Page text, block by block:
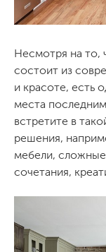
Несмотря на то,
состоит из
и красоте, есть
места
встретите в
решения,
мебели,
сочетания,